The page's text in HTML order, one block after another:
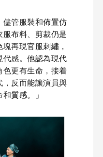
管服裝和佈置仿
布料、剪裁仍是
再現官服刺繡，
感。他認為現代
更有生命，接着
反而能讓演員與
質感。」